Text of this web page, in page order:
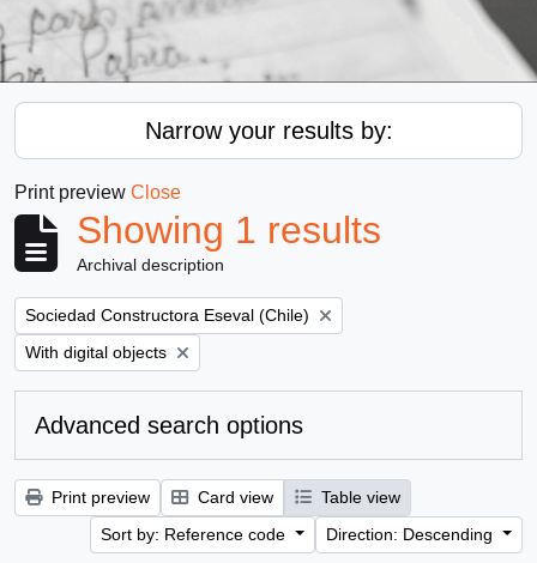
Narrow your results by:
Print preview Close
Showing 1 results
Archival description
Remove filter:
Sociedad Constructora Eseval (Chile)
Remove filter:
With digital objects
Advanced search options
Print preview Card view
Table view
Sort by: Reference code
Direction: Descending